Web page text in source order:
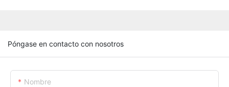
Póngase en contacto con nosotros
Nombre